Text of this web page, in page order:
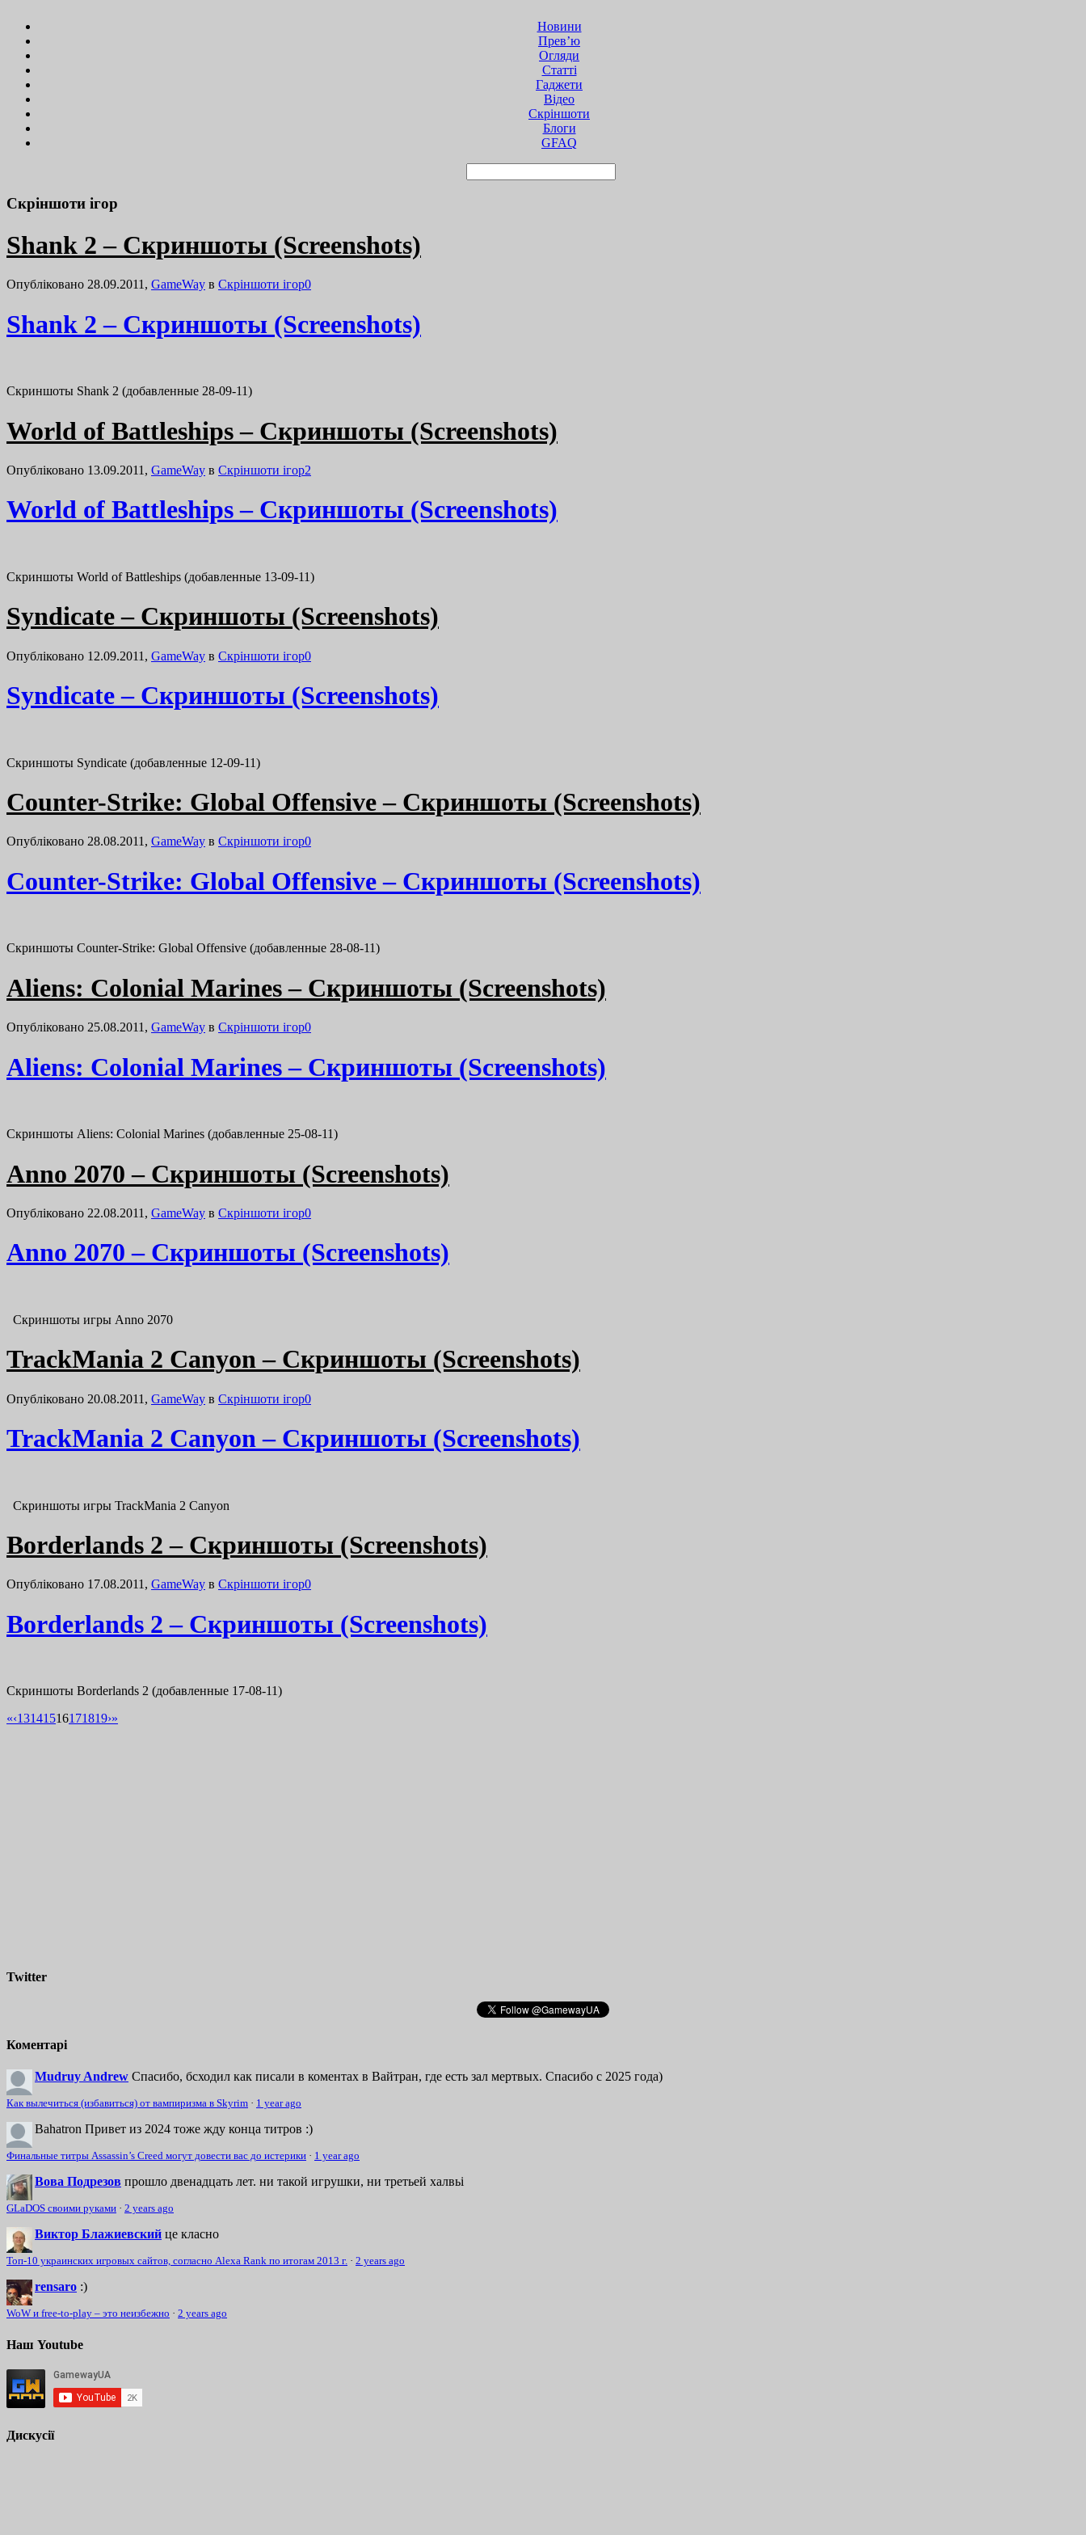
Новини
Прев’ю
Огляди
Статті
Гаджети
Відео
Cкріншоти
Блоги
GFAQ
Cкріншоти ігор
Shank 2 – Cкриншоты (Screenshots)
Опубліковано 28.09.2011, GameWay в Cкріншоти ігор0
Shank 2 – Cкриншоты (Screenshots)
Скриншоты Shank 2 (добавленные 28-09-11)
World of Battleships – Скриншоты (Screenshots)
Опубліковано 13.09.2011, GameWay в Cкріншоти ігор2
World of Battleships – Скриншоты (Screenshots)
Скриншоты World of Battleships (добавленные 13-09-11)
Syndicate – Скриншоты (Screenshots)
Опубліковано 12.09.2011, GameWay в Cкріншоти ігор0
Syndicate – Скриншоты (Screenshots)
Скриншоты Syndicate (добавленные 12-09-11)
Counter-Strike: Global Offensive – Скриншоты (Screenshots)
Опубліковано 28.08.2011, GameWay в Cкріншоти ігор0
Counter-Strike: Global Offensive – Скриншоты (Screenshots)
Скриншоты Counter-Strike: Global Offensive (добавленные 28-08-11)
Aliens: Colonial Marines – Скриншоты (Screenshots)
Опубліковано 25.08.2011, GameWay в Cкріншоти ігор0
Aliens: Colonial Marines – Скриншоты (Screenshots)
Скриншоты Aliens: Colonial Marines (добавленные 25-08-11)
Anno 2070 – Скриншоты (Screenshots)
Опубліковано 22.08.2011, GameWay в Cкріншоти ігор0
Anno 2070 – Скриншоты (Screenshots)
Скриншоты игры Anno 2070
TrackMania 2 Canyon – Скриншоты (Screenshots)
Опубліковано 20.08.2011, GameWay в Cкріншоти ігор0
TrackMania 2 Canyon – Скриншоты (Screenshots)
Скриншоты игры TrackMania 2 Canyon
Borderlands 2 – Скриншоты (Screenshots)
Опубліковано 17.08.2011, GameWay в Cкріншоти ігор0
Borderlands 2 – Скриншоты (Screenshots)
Скриншоты Borderlands 2 (добавленные 17-08-11)
«‹13141516171819›»
Twitter
Коментарі
Mudruy Andrew Спасибо, бсходил как писали в коментах в Вайтран, где есть зал мертвых. Спасибо с 2025 года)
Как вылечиться (избавиться) от вампиризма в Skyrim · 1 year ago
Bahatron Привет из 2024 тоже жду конца титров :)
Финальные титры Assassin’s Creed могут довести вас до истерики · 1 year ago
Вова Подрезов прошло двенадцать лет. ни такой игрушки, ни третьей халвьі
GLaDOS своими руками · 2 years ago
Виктор Блажиевский це класно
Топ-10 украинских игровых сайтов, согласно Alexa Rank по итогам 2013 г. · 2 years ago
rensaro :)
WoW и free-to-play – это неизбежно · 2 years ago
Наш Youtube
Дискусії